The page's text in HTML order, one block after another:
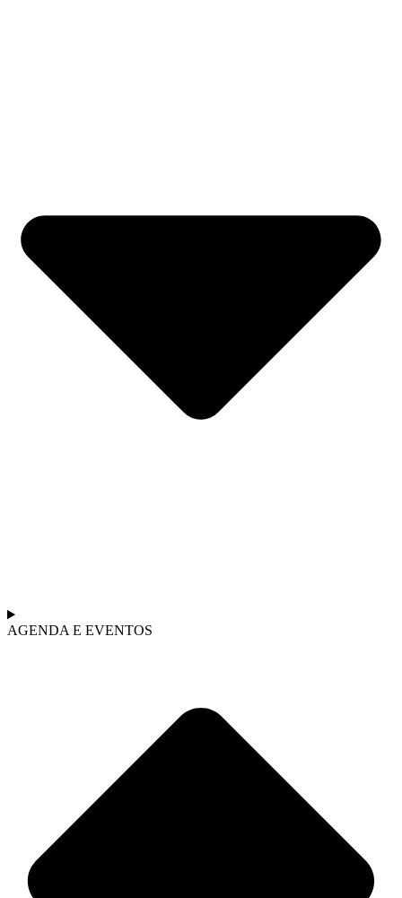
AGENDA E EVENTOS